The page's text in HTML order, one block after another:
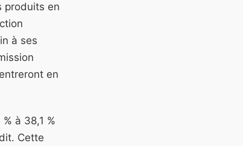
produits en
à ses
en
à 38,1 %
Cette